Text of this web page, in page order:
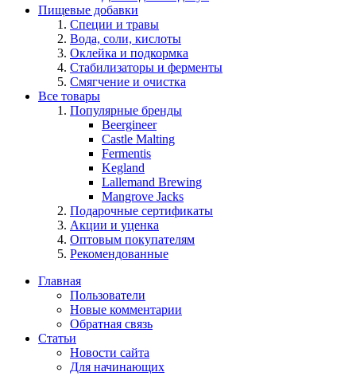
Пищевые добавки
Специи и травы
Вода, соли, кислоты
Оклейка и подкормка
Стабилизаторы и ферменты
Смягчение и очистка
Все товары
Популярные бренды
Beergineer
Castle Malting
Fermentis
Kegland
Lallemand Brewing
Mangrove Jacks
Подарочные сертификаты
Акции и уценка
Оптовым покупателям
Рекомендованные
Главная
Пользователи
Новые комментарии
Обратная связь
Статьи
Новости сайта
Для начинающих